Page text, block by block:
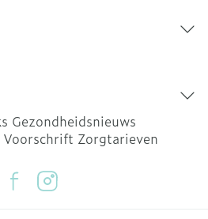
Gezondheidsnieuws
Voorschrift Zorgtarieven